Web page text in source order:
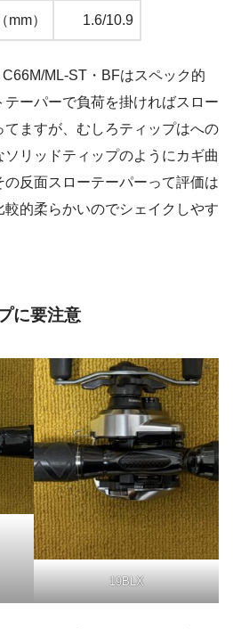
mm） 1.6/10.9
ML-ST・BFはスペック的
ーパーで負荷を掛ければスロー
ますが、むしろティップはへの
リッドティップのようにカギ曲
反面スローテーパーって評価は
的柔らかいのでシェイクしやす
に要注意
19BLX